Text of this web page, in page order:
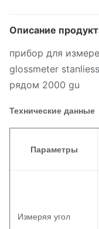
Описание
прибор для
glossmeter
рядом 2000 gu
Технические данные
Параметры
Измеряя угол